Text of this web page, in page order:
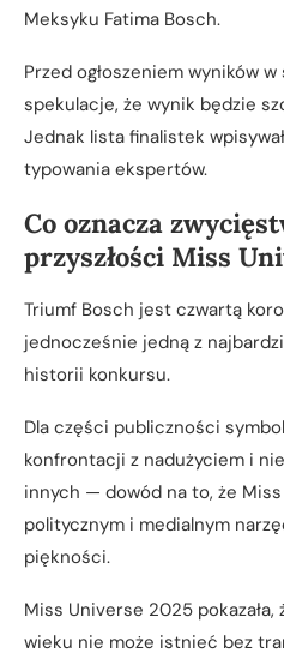
Meksyku Fatima Bosch.
Przed ogłoszeniem wyników
spekulacje, że wynik będzie
Jednak lista finalistek
typowania ekspertów.
Co oznacza
przyszłości Miss
Triumf Bosch jest czwartą
jednocześnie jedną z
historii konkursu.
Dla części publiczności
konfrontacji z nadużyciem i
innych — dowód na to, że
politycznym i medialnym
piękności.
Miss Universe 2025
wieku nie może istnieć bez